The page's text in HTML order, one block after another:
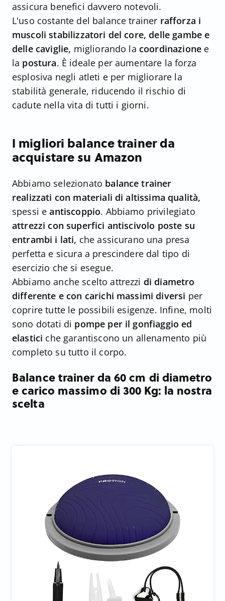
assicura benefici davvero notevoli.
L'uso costante del balance trainer rafforza i
muscoli stabilizzatori del core, delle gambe e
delle caviglie, migliorando la coordinazione e
la postura. È ideale per aumentare la forza
esplosiva negli atleti e per migliorare la
stabilità generale, riducendo il rischio di
cadute nella vita di tutti i giorni.
I migliori balance trainer da
acquistare su Amazon
Abbiamo selezionato balance trainer
realizzati con materiali di altissima qualità,
spessi eantiscoppio. Abbiamo privilegiato
attrezzi con superfici antiscivolo poste su
entrambi i lati, che assicurano una presa
perfetta e sicura a prescindere dal tipo di
esercizio che si esegue.
Abbiamo anche scelto attrezzi di diametro
differente e con carichi massimi diversi per
coprire tutte le possibili esigenze. Infine, molti
sono dotati di pompe per il gonfiaggio ed
elastici che garantiscono un allenamento più
completo su tutto il corpo.
Balance trainer da 60 cm di diametro
e carico massimo di 300 Kg: la nostra
scelta